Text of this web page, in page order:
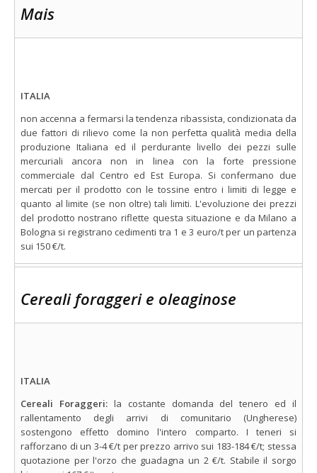
Mais
ITALIA
non accenna a fermarsi la tendenza ribassista, condizionata da
due fattori di rilievo come la non perfetta qualità media della
produzione Italiana ed il perdurante livello dei pezzi sulle
mercuriali ancora non in linea con la forte pressione
commerciale dal Centro ed Est Europa. Si confermano due
mercati per il prodotto con le tossine entro i limiti di legge e
quanto al limite (se non oltre) tali limiti. L'evoluzione dei prezzi
del prodotto nostrano riflette questa situazione e da Milano a
Bologna si registrano cedimenti tra 1 e 3 euro/t per un partenza
sui 150 €/t.
Cereali foraggeri e oleaginose
ITALIA
Cereali Foraggeri: la costante domanda del tenero ed il
rallentamento degli arrivi di comunitario (Ungherese)
sostengono effetto domino l'intero comparto. I teneri si
rafforzano di un 3-4 €/t per prezzo arrivo sui 183-184 €/t; stessa
quotazione per l'orzo che guadagna un 2 €/t. Stabile il sorgo